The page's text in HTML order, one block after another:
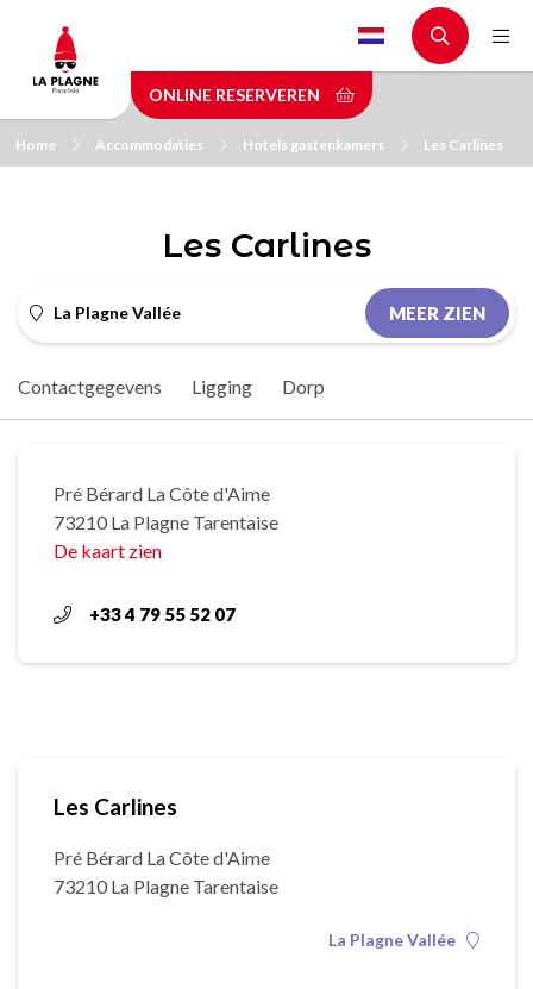
main
content
ONLINE RESERVEREN
Home Accommodaties Hotels gastenkamers Les Carlines
Les Carlines
La Plagne Vallée MEER ZIEN
Contactgegevens Ligging Dorp
Pré Bérard La Côte d'Aime
73210 La Plagne Tarentaise
De kaart zien
+33 4 79 55 52 07
Les Carlines
Pré Bérard La Côte d'Aime
73210 La Plagne Tarentaise
La Plagne Vallée